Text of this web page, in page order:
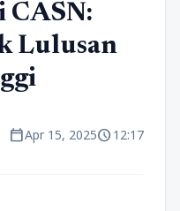
CASN:
Lulusan
calendar_todayApr 15, 2025schedule12:17